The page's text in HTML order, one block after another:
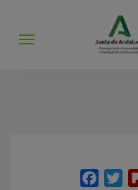
Abrir